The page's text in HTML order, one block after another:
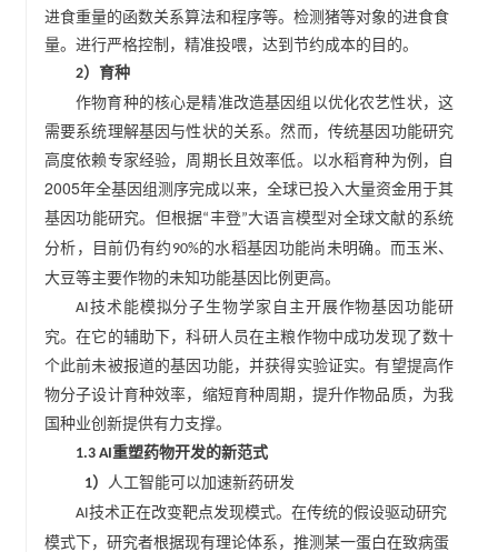
进食重量的函数关系算法和程序等。检测猪等对象的进食食
量。进行严格控制，精准投喂，达到节约成本的目的。
2）育种
作物育种的核心是精准改造基因组以优化农艺性状，这
需要系统理解基因与性状的关系。然而，传统基因功能研究
高度依赖专家经验，周期长且效率低。以水稻育种为例，自
2005年全基因组测序完成以来，全球已投入大量资金用于其
基因功能研究。但根据“丰登”大语言模型对全球文献的系统
分析，目前仍有约 90%的水稻基因功能尚未明确。而玉米、
大豆等主要作物的未知功能基因比例更高。
AI技术 能模拟分子生物学家自主开展作物基因功能研
究。在它的辅助下，科研人员在主粮作物中成功发现了数十
个此前未被报道的基因功能，并获得实验证实。有望提高作
物分子设计育种效率，缩短育种周期，提升作物品质，为我
国种业创新提供有力支撑。
1.3 AI重塑药物开发的新范式
1） 人工智能可以加速新药研发
AI技术正在改变靶点发现模式。在传统的假设驱动研究
模式下，研究者根据现有理论体系，推测某一蛋白在致病蛋